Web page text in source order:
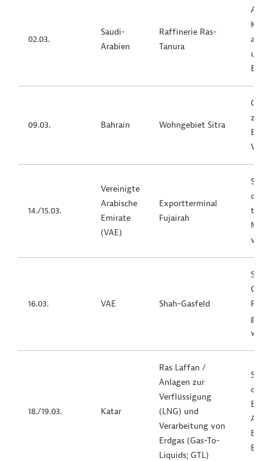
02.03.
Saudi-
Arabien
Raffinerie Ras-
Tanura
und
09.03. Bahrain Wohngebiet Sitra
14./15.03.
Vereinigte
Arabische
Emirate
(VAE)
Exportterminal
Fujairah
dort
16.03. VAE Shah-Gasfeld
Feld
18./19.03. Katar
Ras Laffan /
Anlagen zur
Verflüssigung
(LNG) und
Verarbeitung von
Erdgas (Gas-To-
Liquids; GTL)